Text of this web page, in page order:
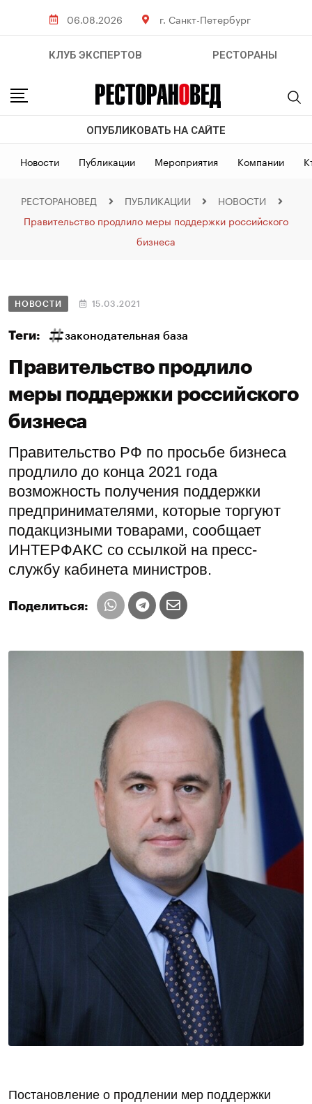
06.08.2026 г. Санкт-Петербург
КЛУБ ЭКСПЕРТОВ РЕСТОРАНЫ
ОПУБЛИКОВАТЬ НА САЙТЕ
Новости Публикации Мероприятия Компании
РЕСТОРАНОВЕД ПУБЛИКАЦИИ
НОВОСТИ
Правительство продлило меры поддержки российского
бизнеса
НОВОСТИ 15.03.2021
Теги: законодательная база
Правительство продлило
меры поддержки российского
бизнеса
Правительство РФ по просьбе бизнеса
продлило до конца 2021 года
возможность получения поддержки
предпринимателями, которые торгуют
подакцизными товарами, сообщает
ИНТЕРФАКС со ссылкой на пресс-
службу кабинета министров.
Поделиться:
Постановление о продлении мер поддержки